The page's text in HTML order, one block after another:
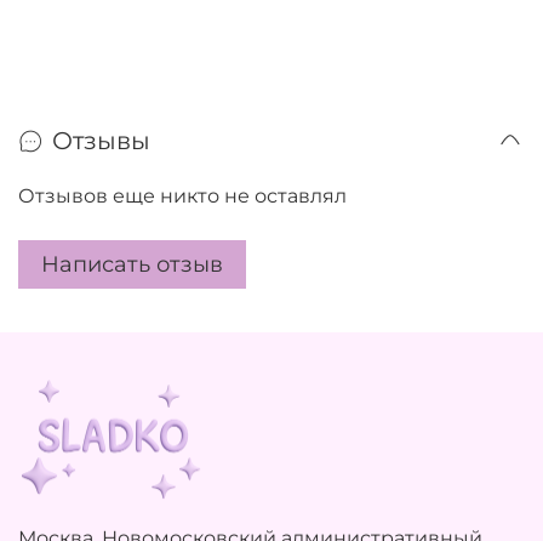
Отзывы
Отзывов еще никто не оставлял
Написать отзыв